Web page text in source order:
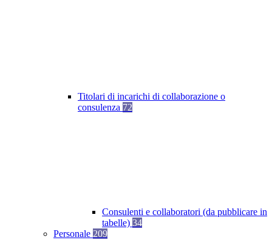
Titolari di incarichi di collaborazione o
consulenza 72
Consulenti e collaboratori (da pubblicare in
tabelle) 34
Personale 209